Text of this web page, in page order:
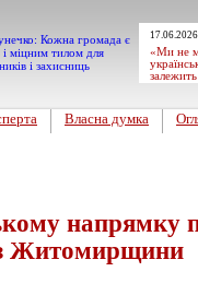
«Ми не
Власна думка
напрямку
Житомирщини